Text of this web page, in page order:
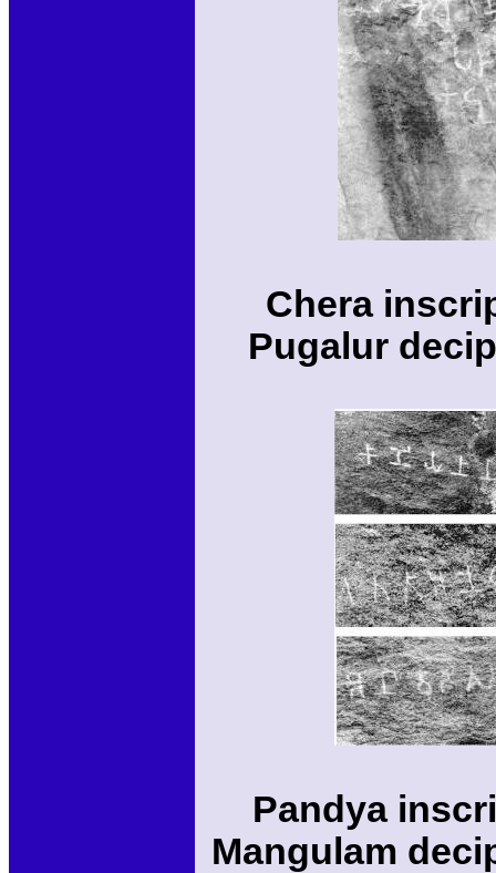
Chera
Pugalur
Pandya
Mangulam